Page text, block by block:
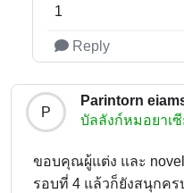
1
Reply
P
Parintorn
บัลลังก์หมอยาเ
ขอบคุณผู้แต่ง และ
รอบที่ 4 แล้วก็ยังสนุกค